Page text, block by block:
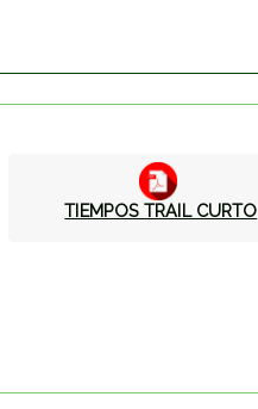
TIEMPOS TRAIL CURTO